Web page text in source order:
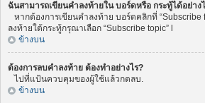
ฉันสามารถเขียนคำลงท้ายใน บอร์ดหรือ กระทู้ได้อย่าง
หากต้องการเขียนคำลงท้าย บอร์ดคลิกที่ “Subscribe
ลงท้ายใต้กระทู้กรุณาเลือก “Subscribe topic” l
ข้างบน
ต้องการลบคำลงท้าย ต้องทำอย่างไร?
ไปที่แป้นควบคุมของผู้ใช้แล้วกดลบ.
ข้างบน